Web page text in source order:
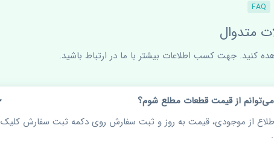
FAQ
متدوال
کنید. جهت کسب اطلاعات بیشتر با ما در ارتباط باشید.
از قیمت قطعات مطلع شوم؟
از موجودی، قیمت به روز و ثبت سفارش روی دکمه ثبت سفارش کلیک